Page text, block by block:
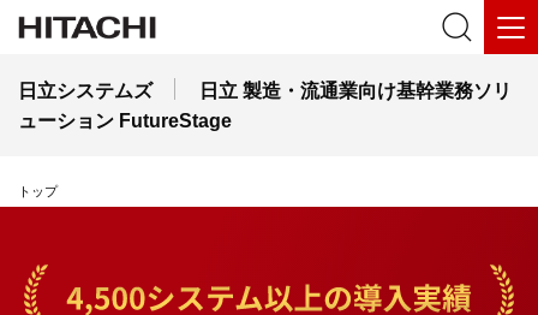
日立システムズ
日立 製造・流通業向け基幹業務ソリ
ューション FutureStage
トップ